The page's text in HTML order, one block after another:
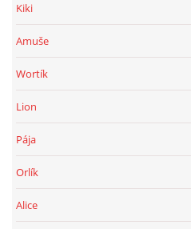
Kiki
Amuše
Wortík
Lion
Pája
Orlík
Alice